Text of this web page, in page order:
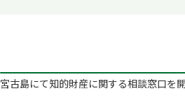
宮古島にて知的財産に関する相談窓口を開